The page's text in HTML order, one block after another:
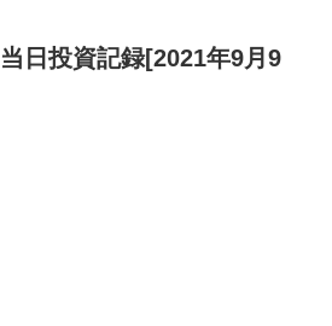
日投資記録[2021年9月9